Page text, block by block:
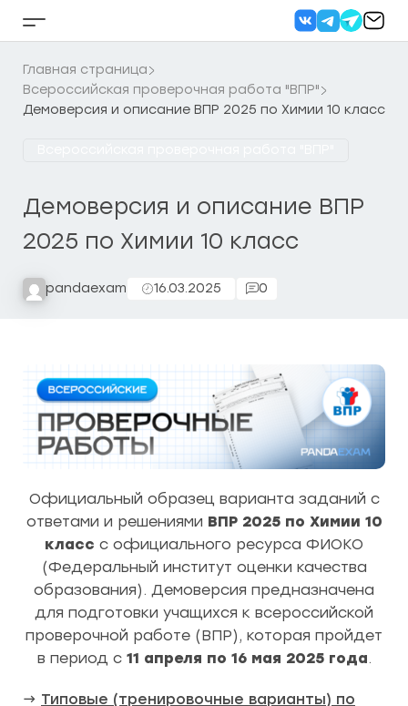
Кнопка
бокового
меню
Главная страница
Всероссийская проверочная работа "ВПР"
Демоверсия и описание ВПР 2025 по Химии 10 класс
Демоверсия и описание ВПР
2025 по Химии 10 класс
pandaexam 16.03.2025 0
Официальный образец варианта заданий с
ответами и решениями ВПР 2025 по Химии 10
класс с официального ресурса ФИОКО
(Федеральный институт оценки качества
образования). Демоверсия предназначена
для подготовки учащихся к всероссийской
проверочной работе (ВПР), которая пройдет
в период с 11 апреля по 16 мая 2025 года.
→ Типовые (тренировочные варианты) по